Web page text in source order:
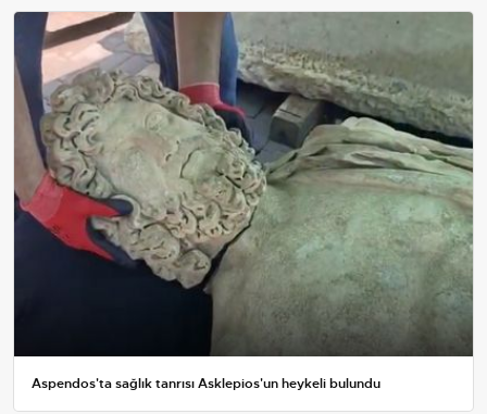
Aspendos'ta sağlık tanrısı Asklepios'un heykeli bulundu